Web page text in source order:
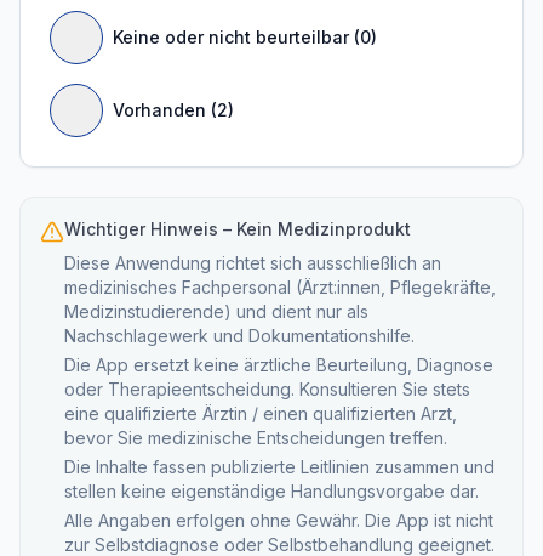
Keine oder nicht beurteilbar (0)
Vorhanden (2)
Wichtiger Hinweis – Kein Medizinprodukt
Diese Anwendung richtet sich ausschließlich an
medizinisches Fachpersonal (Ärzt:innen, Pflegekräfte,
Medizinstudierende) und dient nur als
Nachschlagewerk und Dokumentationshilfe.
Die App ersetzt keine ärztliche Beurteilung, Diagnose
oder Therapieentscheidung. Konsultieren Sie stets
eine qualifizierte Ärztin / einen qualifizierten Arzt,
bevor Sie medizinische Entscheidungen treffen.
Die Inhalte fassen publizierte Leitlinien zusammen und
stellen keine eigenständige Handlungsvorgabe dar.
Alle Angaben erfolgen ohne Gewähr. Die App ist nicht
zur Selbstdiagnose oder Selbstbehandlung geeignet.